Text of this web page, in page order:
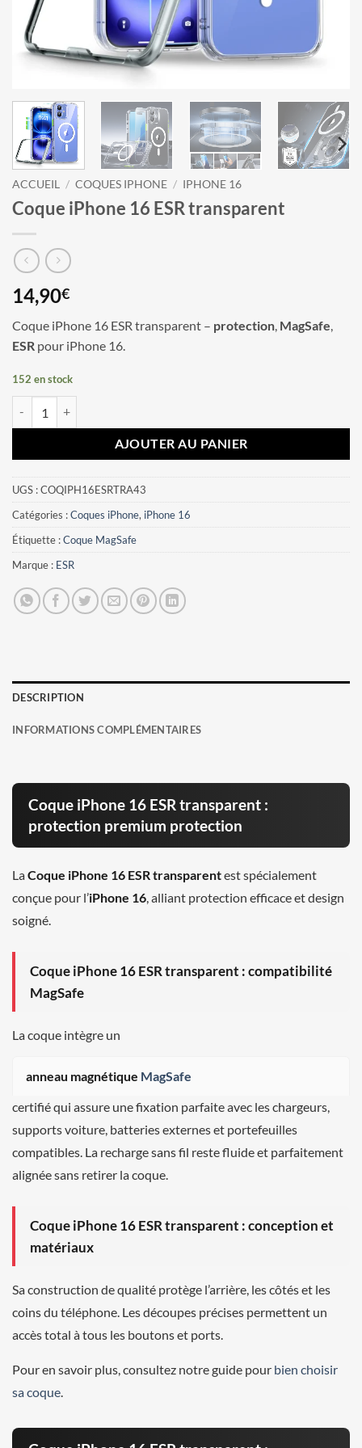
ACCUEIL / COQUES IPHONE / IPHONE 16
Coque iPhone 16 ESR transparent
14,90€
Coque iPhone 16 ESR transparent – protection, MagSafe,
ESR pour iPhone 16.
152 en stock
AJOUTER AU PANIER
UGS :COQIPH16ESRTRA43
Catégories :Coques iPhone, iPhone 16
Étiquette :Coque MagSafe
Marque : ESR
DESCRIPTION
INFORMATIONS COMPLÉMENTAIRES
Coque iPhone 16 ESR transparent :
protection premium protection
LaCoque iPhone 16 ESR transparentest spécialement
conçue pour l’iPhone 16 , alliant protection efficace et design
soigné.
Coque iPhone 16 ESR transparent : compatibilité
MagSafe
La coque intègre un
anneau magnétique MagSafe
certifié qui assure une fixation parfaite avec les chargeurs,
supports voiture, batteries externes et portefeuilles
compatibles. La recharge sans fil reste fluide et parfaitement
alignée sans retirer la coque.
Coque iPhone 16 ESR transparent : conception et
matériaux
Sa construction de qualité protège l’arrière, les côtés et les
coins du téléphone. Les découpes précises permettent un
accès total à tous les boutons et ports.
Pour en savoir plus, consultez notre guide pour bien choisir
sa coque